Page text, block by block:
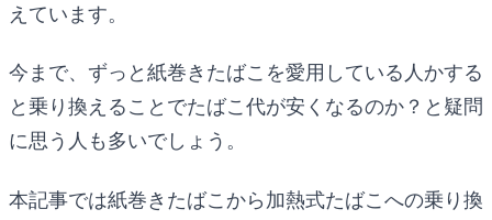
えています。
今まで、ずっと紙巻きたばこを愛用している人かする
と乗り換えることでたばこ代が安くなるのか？と疑問
に思う人も多いでしょう。
本記事では紙巻きたばこから加熱式たばこへの乗り換